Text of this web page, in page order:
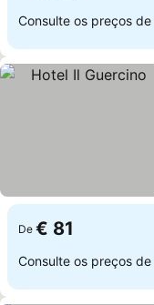
Consulte os preços de
De € 81
Consulte os preços de